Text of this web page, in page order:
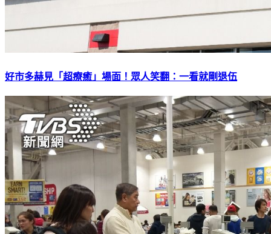
好市多赫見「超療癒」場面！眾人笑翻：一看就剛退伍